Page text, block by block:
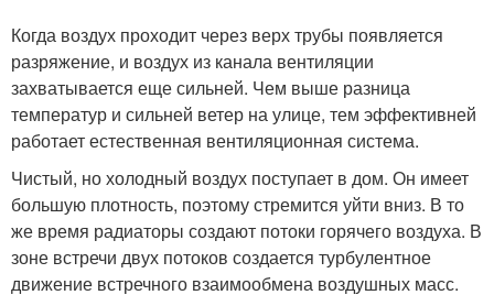
Когда воздух проходит через верх трубы появляется
разряжение, и воздух из канала вентиляции
захватывается еще сильней. Чем выше разница
температур и сильней ветер на улице, тем эффективней
работает естественная вентиляционная система.
Чистый, но холодный воздух поступает в дом. Он имеет
большую плотность, поэтому стремится уйти вниз. В то
же время радиаторы создают потоки горячего воздуха. В
зоне встречи двух потоков создается турбулентное
движение встречного взаимообмена воздушных масс.